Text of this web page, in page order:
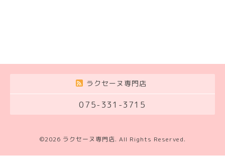
ラクセーヌ専門店
075-331-3715
©2026 ラクセーヌ専門店. All Rights Reserved.